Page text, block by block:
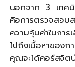
นอกจาก 3 เทค
คือการตรวจสอบ
ความคุ้มค่าในกา
ไปถึงเนื้อหาของ
คุณจะได้คอร์สจิต